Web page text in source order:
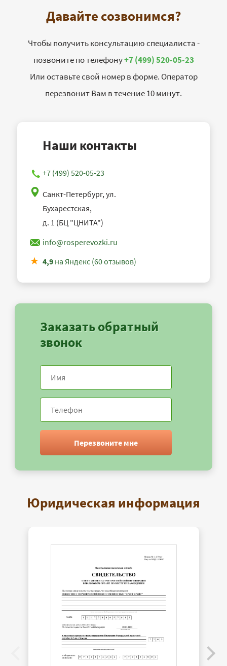
Давайте созвонимся?
Чтобы получить консультацию специалиста -
позвоните по телефону+7 (499) 520-05-23
Или оставьте свой номер в форме. Оператор
перезвонит Вам в течение 10 минут.
Наши контакты
+7 (499) 520-05-23
Санкт-Петербург, ул.
Бухарестская,
д. 1 (БЦ "ЦНИТА")
info@rosperevozki.ru
4,9 на Яндекс (60 отзывов)
Заказать обратный
звонок
Перезвоните мне
Юридическая информация